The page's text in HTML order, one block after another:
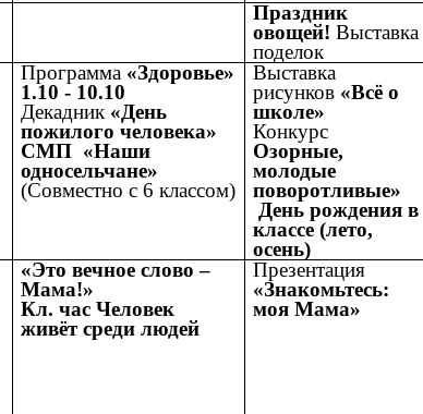
Праздник
овощей!Выставка
поделок
Программа «Здоровье»
1.10 - 10.10
Декадник «День
пожилого человека»
СМП «Наши
односельчане»
(Совместно с 6 классом)
Выставка
рисунков «Всё о
школе»
Конкурс
Озорные,
молодые
поворотливые»
День рождения в
классе (лето,
осень)
«Это вечное слово –
Мама!»
Кл. час Человек
живёт среди людей
Презентация
«Знакомьтесь:
моя Мама»